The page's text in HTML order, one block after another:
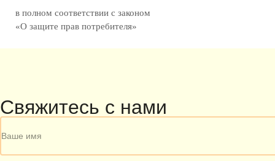
в полном соответствии с законом
«О защите прав потребителя»
Свяжитесь с нами